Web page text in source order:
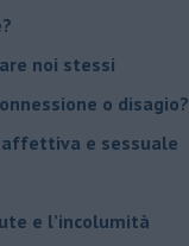
noi stessi
o disagio?
affettiva e sessuale
e l’incolumità